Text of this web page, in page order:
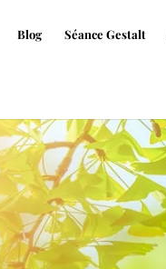
Blog Séance Gestalt